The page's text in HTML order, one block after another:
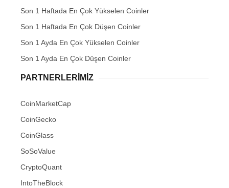
Son 1 Haftada En Çok Yükselen Coinler
Son 1 Haftada En Çok Düşen Coinler
Son 1 Ayda En Çok Yükselen Coinler
Son 1 Ayda En Çok Düşen Coinler
PARTNERLERIMIZ
CoinMarketCap
CoinGecko
CoinGlass
SoSoValue
CryptoQuant
IntoTheBlock